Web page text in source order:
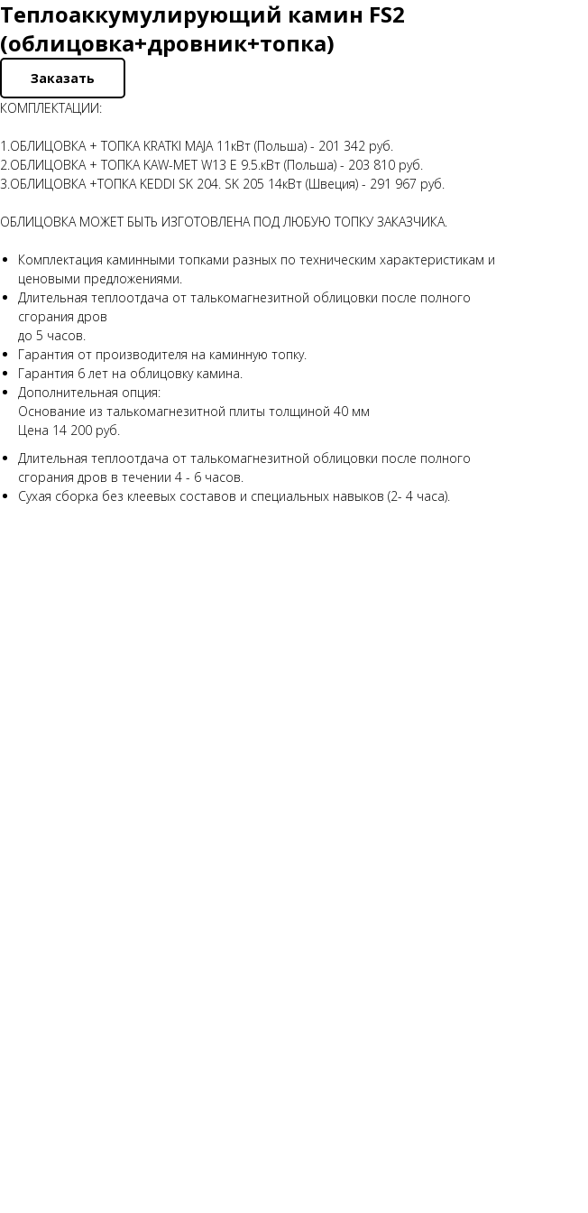
Теплоаккумулирующий камин FS2
(облицовка+дровник+топка)
Заказать
КОМПЛЕКТАЦИИ:
1.ОБЛИЦОВКА + ТОПКА KRATKI MAJA 11кВт (Польша) - 201 342 руб.
2.ОБЛИЦОВКА + ТОПКА KAW-MET W13 E 9.5.кВт (Польша) - 203 810 руб.
3.ОБЛИЦОВКА +ТОПКА KEDDI SK 204. SK 205 14кВт (Швеция) - 291 967 руб.
ОБЛИЦОВКА МОЖЕТ БЫТЬ ИЗГОТОВЛЕНА ПОД ЛЮБУЮ ТОПКУ ЗАКАЗЧИКА.
Комплектация каминными топками разных по техническим характеристикам и
ценовыми предложениями.
Длительная теплоотдача от талькомагнезитной облицовки после полного
сгорания дров
до 5 часов.
Гарантия от производителя на каминную топку.
Гарантия 6 лет на облицовку камина.
Дополнительная опция:
Основание из талькомагнезитной плиты толщиной 40 мм
Цена 14 200 руб.
Длительная теплоотдача от талькомагнезитной облицовки после полного
сгорания дров в течении 4 - 6 часов.
Сухая сборка без клеевых составов и специальных навыков (2- 4 часа).